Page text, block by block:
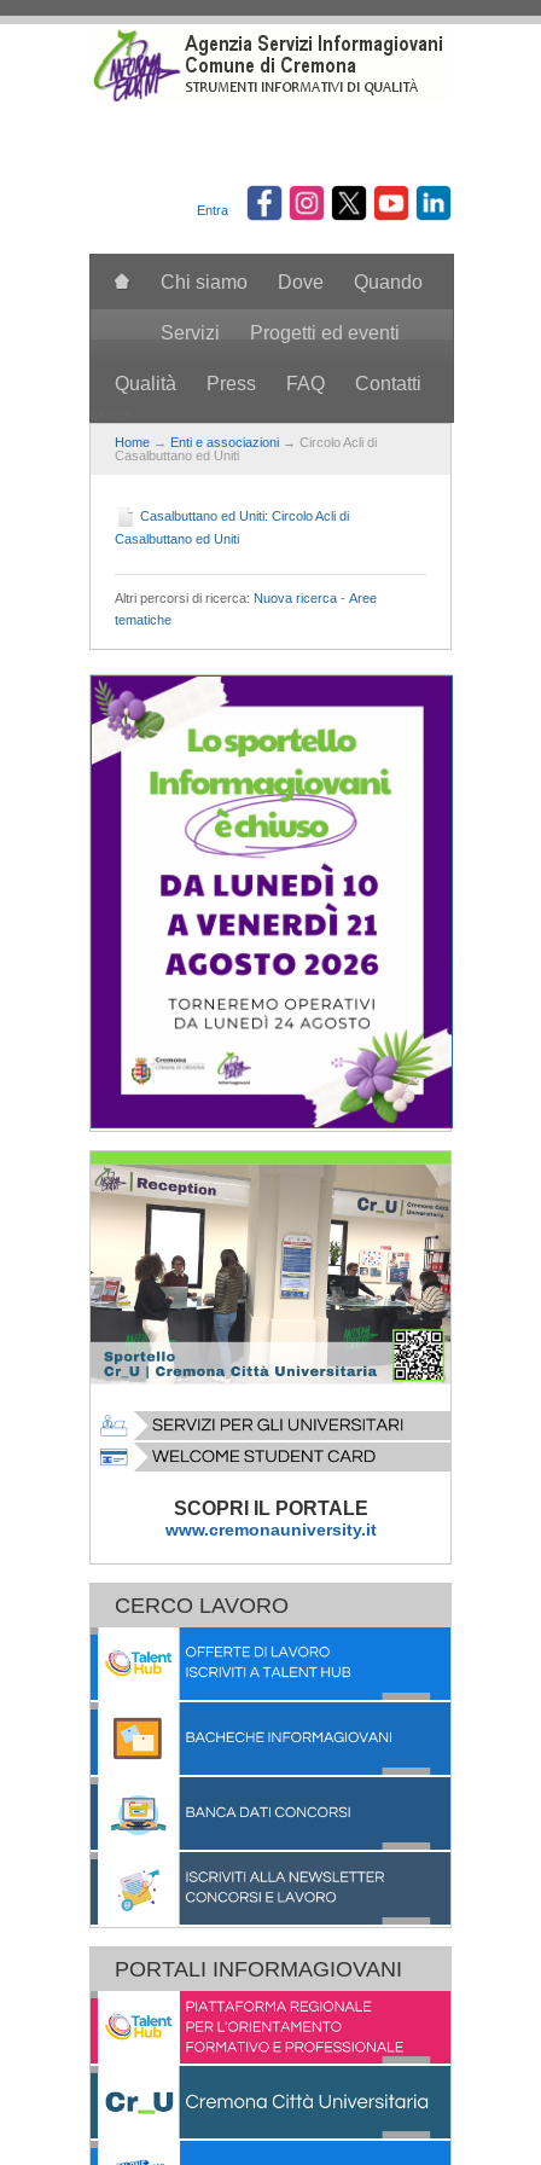
Entra
Chi siamo Dove Quando
Servizi Progetti ed eventi
Qualità Press FAQ Contatti
Home → Enti e associazioni → Circolo Acli di
Casalbuttano ed Uniti
Casalbuttano ed Uniti: Circolo Acli di
Casalbuttano ed Uniti
Altri percorsi di ricerca: Nuova ricerca - Aree
tematiche
SCOPRI IL PORTALE
www.cremonauniversity.it
CERCO LAVORO
PORTALI INFORMAGIOVANI